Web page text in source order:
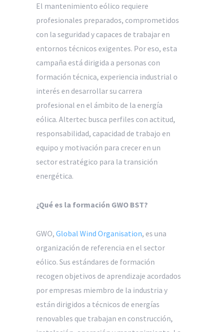
El mantenimiento eólico requiere
profesionales preparados, comprometidos
con la seguridad y capaces de trabajar en
entornos técnicos exigentes. Por eso, esta
campaña está dirigida a personas con
formación técnica, experiencia industrial o
interés en desarrollar su carrera
profesional en el ámbito de la energía
eólica. Altertec busca perfiles con actitud,
responsabilidad, capacidad de trabajo en
equipo y motivación para crecer en un
sector estratégico para la transición
energética.
¿Qué es la formación GWO BST?
GWO, Global Wind Organisation, es una
organización de referencia en el sector
eólico. Sus estándares de formación
recogen objetivos de aprendizaje acordados
por empresas miembro de la industria y
están dirigidos a técnicos de energías
renovables que trabajan en construcción,